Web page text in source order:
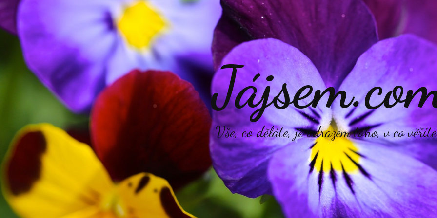
Vše, co děláte, je odrazem toho, v co